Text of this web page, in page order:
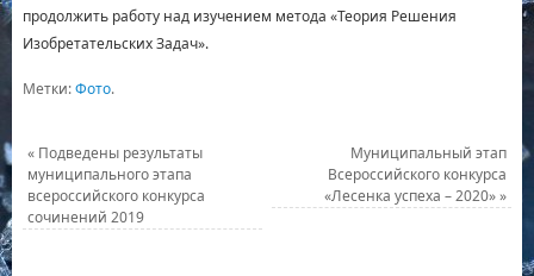
продолжить работу над изучением метода «Теория Решения
Изобретательских Задач».
Метки:Фото.
«Подведены результаты
муниципального этапа
всероссийского конкурса
сочинений 2019
Муниципальный этап
Всероссийского конкурса
«Лесенка успеха – 2020»»